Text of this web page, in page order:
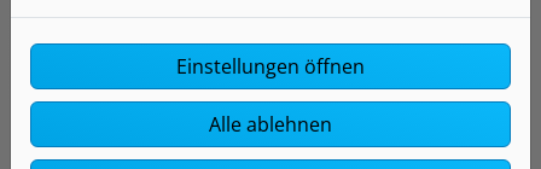
Durch Druckminderer wird es möglich,
den Trinkwasserdruck im Haus trotz
unterschiedlicher Drücke auf der
Eingangsseite auf ein gleichmäßiges
Niveau zu regeln. Ist der Druck zu hoch,
wirkt sich das negativ auf den
Einstellungen öffnen
Alle ablehnen